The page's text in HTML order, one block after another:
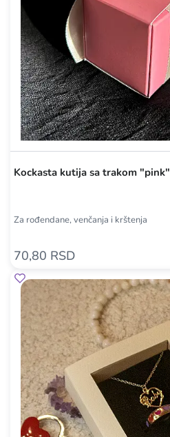
Kockasta kutija sa trakom "pink"
Za rođendane, venčanja i krštenja
70,80 RSD